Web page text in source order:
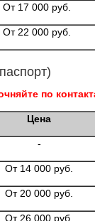
От 17 000 руб.
От 22 000 руб.
по
Цена
-
От 14 000 руб.
От 20 000 руб.
От 26 000 руб.